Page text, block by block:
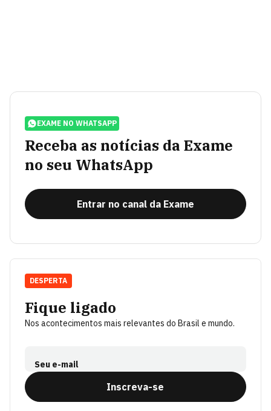
EXAME NO WHATSAPP
Receba as notícias da Exame
no seu WhatsApp
Entrar no canal da Exame
Fique ligado
Nos acontecimentos mais relevantes do Brasil e mundo.
Seu e-mail
Inscreva-se
DESPERTA